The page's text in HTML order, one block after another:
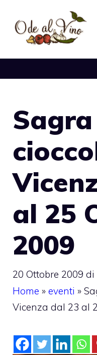
contenuto
al 25
2009
20 Ottobre 2009 di
Home » eventi »
Vicenza dal 23 al